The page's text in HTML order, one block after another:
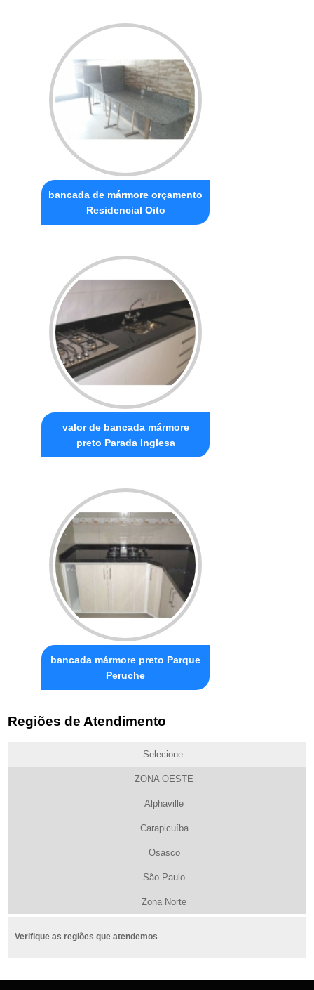
bancada de mármore orçamento
Residencial Oito
valor de bancada mármore
preto Parada Inglesa
bancada mármore preto Parque
Peruche
Regiões de Atendimento
Selecione:
ZONA OESTE
Alphaville
Carapicuíba
Osasco
São Paulo
Zona Norte
Verifique as regiões que atendemos